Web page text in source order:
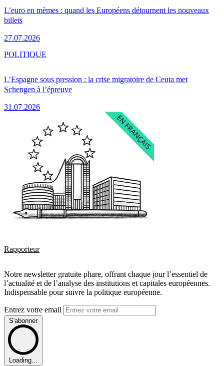
L’euro en mèmes : quand les Européens détournent les nouveaux
billets
27.07.2026
L’Espagne sous pression : la crise migratoire de Ceuta met
Schengen à l’épreuve
31.07.2026
POLITIQUE
Rapporteur
Notre newsletter gratuite phare, offrant chaque jour l’essentiel de
l’actualité et de l’analyse des institutions et capitales européennes.
Indispensable pour suivre la politique européenne.
Entrez votre email
S'abonner
Loading...